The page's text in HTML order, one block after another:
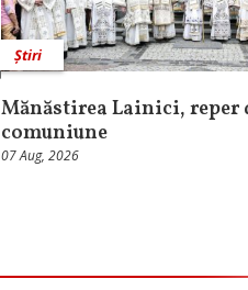
Știri
Mănăstirea Lainici, reper
comuniune
07 Aug, 2026